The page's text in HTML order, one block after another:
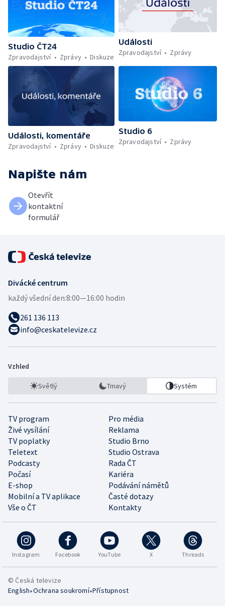
Studio ČT24
Zpravodajství
Zprávy Diskuze
Události
Zpravodajství
Zprávy
Události, komentáře
Zpravodajství
Zprávy Diskuze
Studio 6
Zpravodajství
Zprávy
Napište nám
Otevřít
kontaktní
formulář
Divácké centrum
každý všední den:8:00—16:00 hodin
261 136 113
info@ceskatelevize.cz
Vzhled
Světlý Tmavý Systém
TV program
Pro média
Živé vysílání
Reklama
TV poplatky
Studio Brno
Teletext
Studio Ostrava
Podcasty
Rada ČT
Počasí
Kariéra
E-shop
Podávání námětů
Mobilní a TV aplikace
Časté dotazy
Vše o ČT
Kontakty
Instagram Facebook YouTube X Threads
© Česká televize
English•Ochrana soukromí•Přístupnost